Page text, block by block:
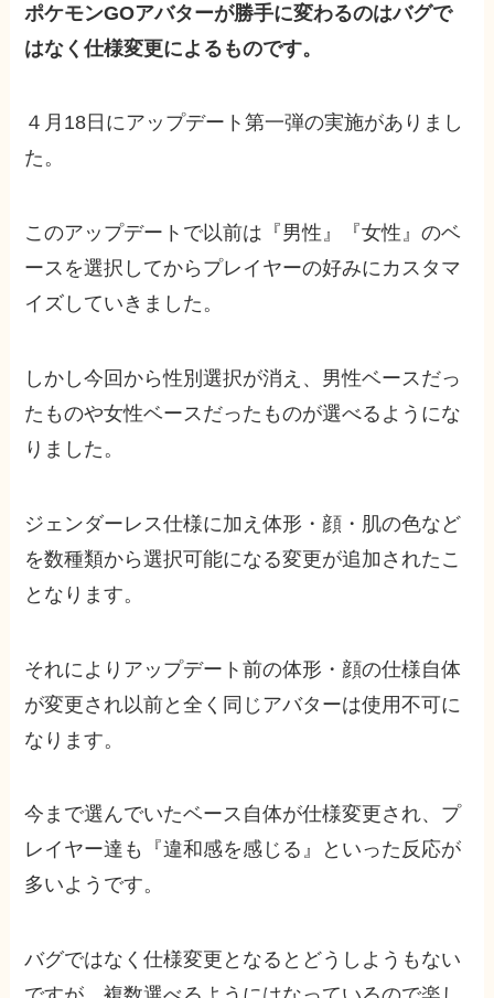
ポケモンGOアバターが勝手に変わるのはバグで
はなく仕様変更によるものです。
４月18日にアップデート第一弾の実施がありまし
た。
このアップデートで以前は『男性』『女性』のベ
ースを選択してからプレイヤーの好みにカスタマ
イズしていきました。
しかし今回から性別選択が消え、男性ベースだっ
たものや女性ベースだったものが選べるようにな
りました。
ジェンダーレス仕様に加え体形・顔・肌の色など
を数種類から選択可能になる変更が追加されたこ
となります。
それによりアップデート前の体形・顔の仕様自体
が変更され以前と全く同じアバターは使用不可に
なります。
今まで選んでいたベース自体が仕様変更され、プ
レイヤー達も『違和感を感じる』といった反応が
多いようです。
バグではなく仕様変更となるとどうしようもない